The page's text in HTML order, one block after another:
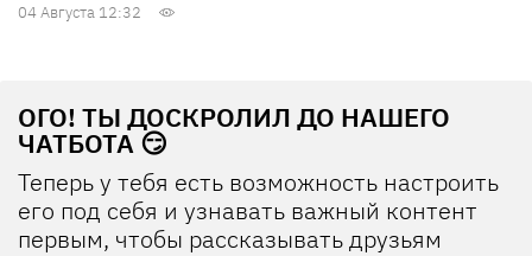
04 Августа 12:32
ОГО! ТЫ ДОСКРОЛИЛ ДО НАШЕГО
ЧАТБОТА 😏
Теперь у тебя есть возможность настроить
его под себя и узнавать важный контент
первым, чтобы рассказывать друзьям